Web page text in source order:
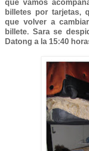
que vamos
billetes por tarjetas,
que volver a
billete. Sara se
Datong a la 15:40